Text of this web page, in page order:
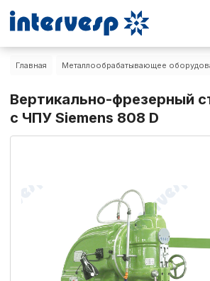
Главная Металлообрабатывающее
Вертикально-фрезерный
с ЧПУ Siemens 808 D